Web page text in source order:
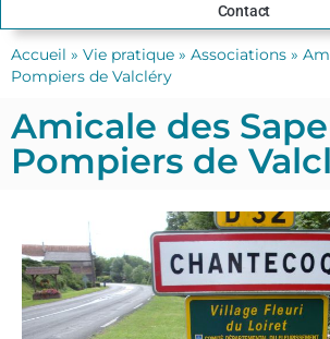
Contact
Accueil » Vie pratique » Associations »
Pompiers de Valcléry
Amicale des
Pompiers de